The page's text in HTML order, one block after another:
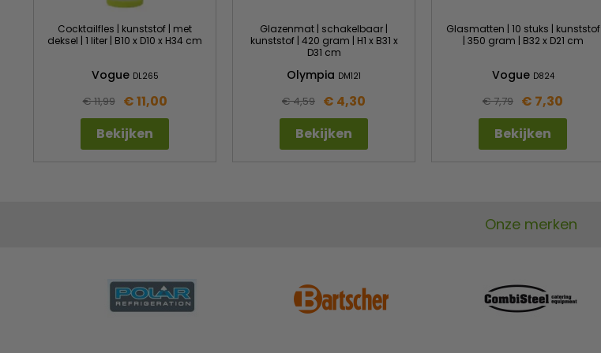
Cocktailfles | kunststof | met
deksel | 1 liter | B10 x D10 x H34 cm
Vogue DL265
€ 11,99
€ 11,00
Bekijken
Glazenmat | schakelbaar |
kunststof | 420 gram | H1 x B31 x
D31 cm
Olympia DM121
€ 4,59 € 4,30
Bekijken
Glasmatten | 10 stuks | kunststof
| 350 gram | B32 x D21 cm
Vogue D824
€ 7,79 € 7,30
Bekijken
Onze merken